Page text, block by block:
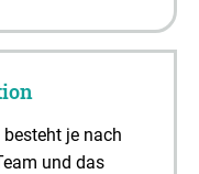
je nach
und das